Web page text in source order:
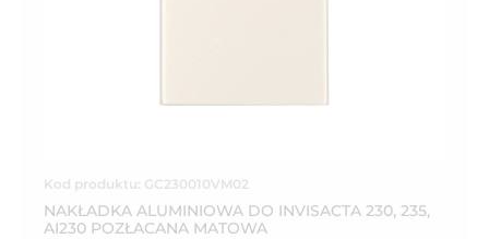
Kod produktu: GC230010VM02
NAKŁADKA ALUMINIOWA DO INVISACTA 230, 235,
AI230 POZŁACANA MATOWA